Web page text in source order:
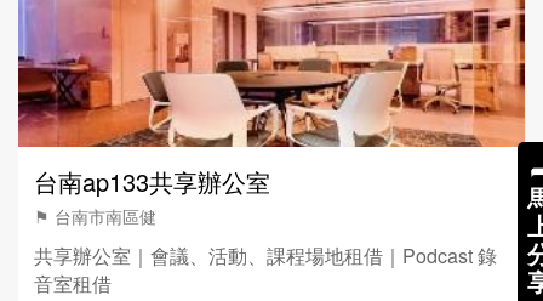
台南ap133共享辦公室
⚑ 台南市南區健
共享辦公室｜會議、活動、課程場地租借｜Podcast 錄
音室租借